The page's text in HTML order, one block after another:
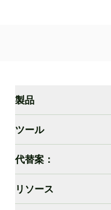
製品
ヒューマナイザー
ツール
AI翻訳
GPTZeroを回避
代替案：
Undetectable.ai
リソース